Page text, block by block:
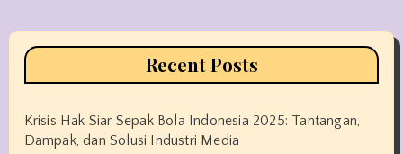
Recent Posts
Krisis Hak Siar Sepak Bola Indonesia 2025: Tantangan,
Dampak, dan Solusi Industri Media